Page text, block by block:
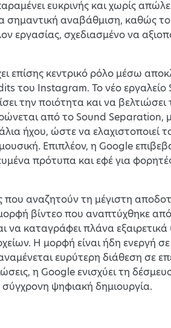
ευκρινής και χωρίς
σημαντική αναβάθμιση, καθώς
εργασίας, σχεδιασμένο να
επίσης κεντρικό ρόλο μέσω
του Instagram. Το νέο εργαλείο
την ποιότητα και να
από το Sound Separation,
ήχου, ώστε να ελαχιστοποιεί
Επιπλέον, η Google
πρότυπα και εφέ για
που αναζητούν τη μέγιστη
βίντεο που αναπτύχθηκε
να καταγράφει πλάνα
Η μορφή είναι ήδη ενεργή
ευρύτερη διάθεση σε
η Google ενισχύει τη
ψηφιακή δημιουργία.